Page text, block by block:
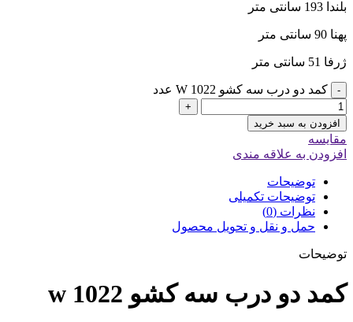
بلندا 193 سانتی متر
پهنا 90 سانتی متر
ژرفا 51 سانتی متر
- کمد دو درب سه کشو W 1022 عدد
+
افزودن به سبد خرید
مقایسه
افزودن به علاقه مندی
توضیحات
توضیحات تکمیلی
نظرات (0)
حمل و نقل و تحویل محصول
توضیحات
کمد دو درب سه کشو w 1022